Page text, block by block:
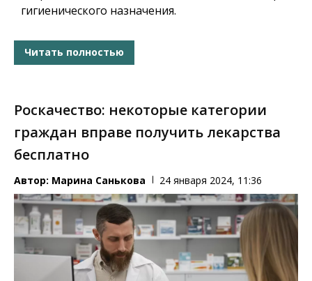
гигиенического назначения.
Читать полностью
Роскачество: некоторые категории
граждан вправе получить лекарства
бесплатно
Автор: Марина Санькова 24 января 2024, 11:36